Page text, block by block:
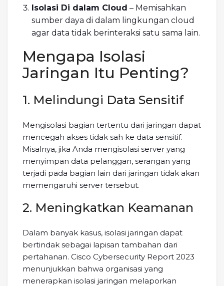
Isolasi Di dalam Cloud – Memisahkan
sumber daya di dalam lingkungan cloud
agar data tidak berinteraksi satu sama lain.
Mengapa Isolasi
Jaringan Itu Penting?
1. Melindungi Data Sensitif
Mengisolasi bagian tertentu dari jaringan dapat
mencegah akses tidak sah ke data sensitif.
Misalnya, jika Anda mengisolasi server yang
menyimpan data pelanggan, serangan yang
terjadi pada bagian lain dari jaringan tidak akan
memengaruhi server tersebut.
2. Meningkatkan Keamanan
Dalam banyak kasus, isolasi jaringan dapat
bertindak sebagai lapisan tambahan dari
pertahanan. Cisco Cybersecurity Report 2023
menunjukkan bahwa organisasi yang
menerapkan isolasi jaringan melaporkan